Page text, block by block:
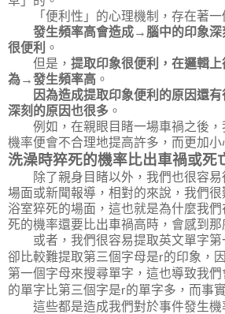
「便利性」的心理機制，存在著
發生頻率高會造成→ 腦中的印象
很便利 。
但是， 提取印象很便利，在邏輯
為→發生頻率高 。
因為造成提取印象便利的原因還
深刻的原因也很多 。
例如，在親眼目睹一場車禍之後
機率便會不合理地提高許多，而更加小
洗澡時猝死的機率比出車禍或死
除了親身目睹以外，我們也很容
場面或新聞報導，相對的來說，我們
浴室猝死的場面，這也就是為什麼我
死的機率還要比出車禍高時，會感到那
或者，我們很容易提取英文單字第
卻比較難提取第三個字母是r的印象，
第一個字母來搜尋單字，這也導致我
的單字比第三個字是r的單字多，而事
這些都是造成我們對於事件發生